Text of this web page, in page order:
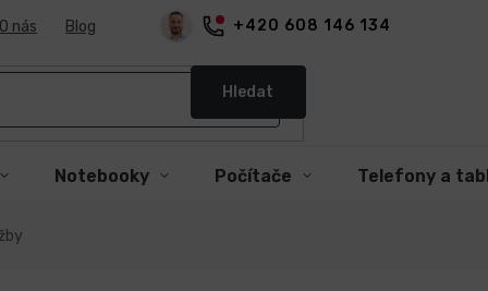
+420 608 146 134
O nás Blog
Hledat
Notebooky Počítače Telefony a